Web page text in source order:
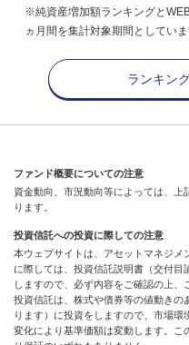
※純資産増加額ランキングと
ヵ月間を集計対象期間としていま
ランキン
ファンド概要についての注意
資金動向、市況動向等によっては、
ります。
投資信託への投資に際しての注意
本ウェブサイトは、アセットマネジメ
に際しては、投資信託説明書（交付
しますので、必ず内容をご確認の上、
投資信託は、株式や債券等の値動きの
ります）に投資をしますので、市場
変化により基準価額は変動します。こ